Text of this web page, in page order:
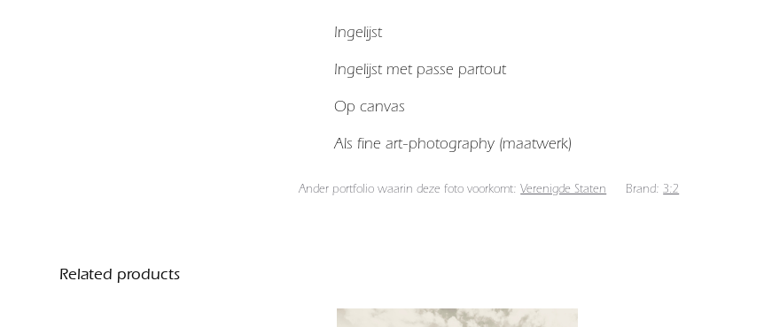
Ingelijst
Ingelijst met passe partout
Op canvas
Als fine art-photography (maatwerk)
Ander portfolio waarin deze foto voorkomt:Verenigde Staten Brand: 3:2
Related products